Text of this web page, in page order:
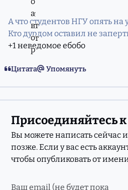
А что студентов НГУ опять
Кто дурдом оставил не
+1 неведомое ебобо
Цитата Упомянуть
Присоединяйтесь
Вы можете написать сейчас
позже. Если у вас есть
чтобы опубликовать от